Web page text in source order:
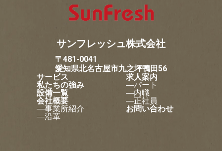
サンフレッシュ株式会社
〒481-0041
愛知県北名古屋市九之坪鴨田56
サービス
私たちの強み
設備一覧
会社概要
事業所紹介
沿革
求人案内
パート
内職
正社員
お問い合わせ